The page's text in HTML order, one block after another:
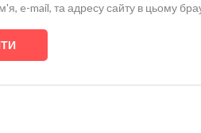
e-mail, та адресу сайту в цьому